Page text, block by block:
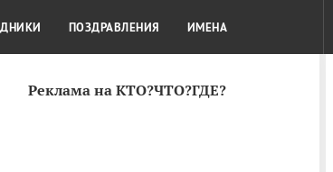
Реклама на КТО?ЧТО?ГДЕ?
КРАСОТА
ПОЗДРАВЛЕНИЯ ИМЕНА